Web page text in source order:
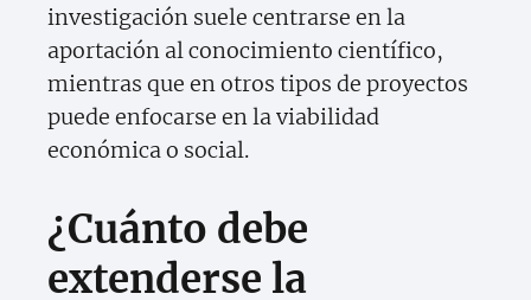
investigación suele centrarse en la
aportación al conocimiento científico,
mientras que en otros tipos de proyectos
puede enfocarse en la viabilidad
económica o social.
¿Cuánto debe
extenderse la